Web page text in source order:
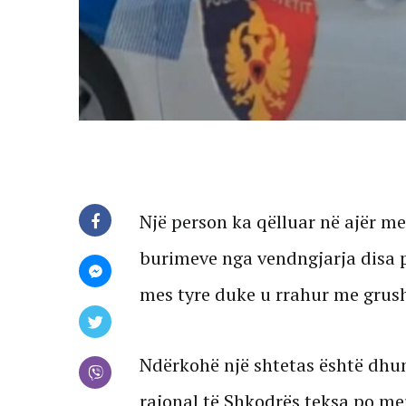
Një person ka qëlluar në ajër
burimeve nga vendngjarja disa
mes tyre duke u rrahur me
Ndërkohë një shtetas është
rajonal të Shkodrës teksa po